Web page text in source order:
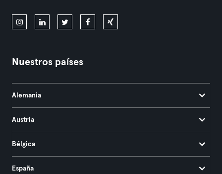
Nuestros países
Alemania
Austria
Bélgica
España